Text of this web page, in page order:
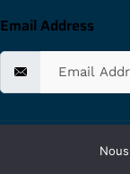
Email Address